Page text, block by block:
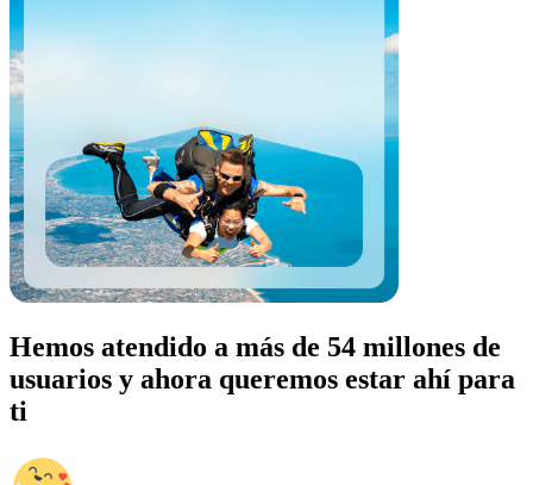
Hemos atendido a más de 54 millones de
usuarios y ahora queremos estar ahí para
ti